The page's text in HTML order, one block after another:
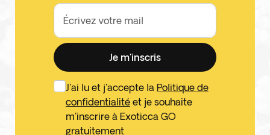
Écrivez votre mail
Je m'inscris
J'ai lu et j'accepte la Politique de
confidentialité et je souhaite
m'inscrire à Exoticca GO
gratuitement